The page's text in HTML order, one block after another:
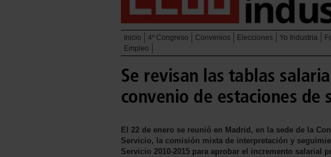
Inicio 4º Congreso Convenios Elecciones Yo Industria
Empleo
Se revisan las tablas
convenio de estaciones de
El 22 de enero se reunió en Madrid, en la sede de la
Servicio, la comisión mixta de interpretación y
Servicio 2010-2015 para aprobar el incremento salarial